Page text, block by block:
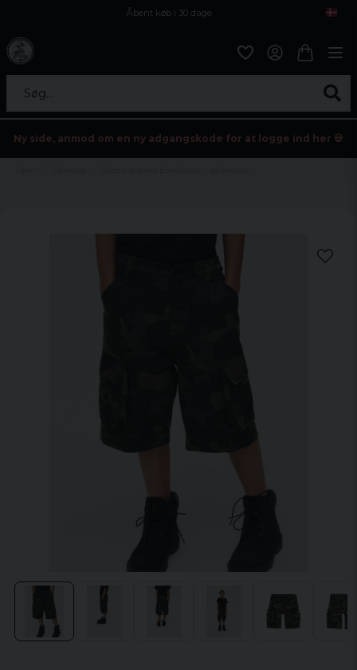
Åbent køb i 30 dage
Søg...
Ny side, anmod om en ny adgangskode for at logge ind her 💀